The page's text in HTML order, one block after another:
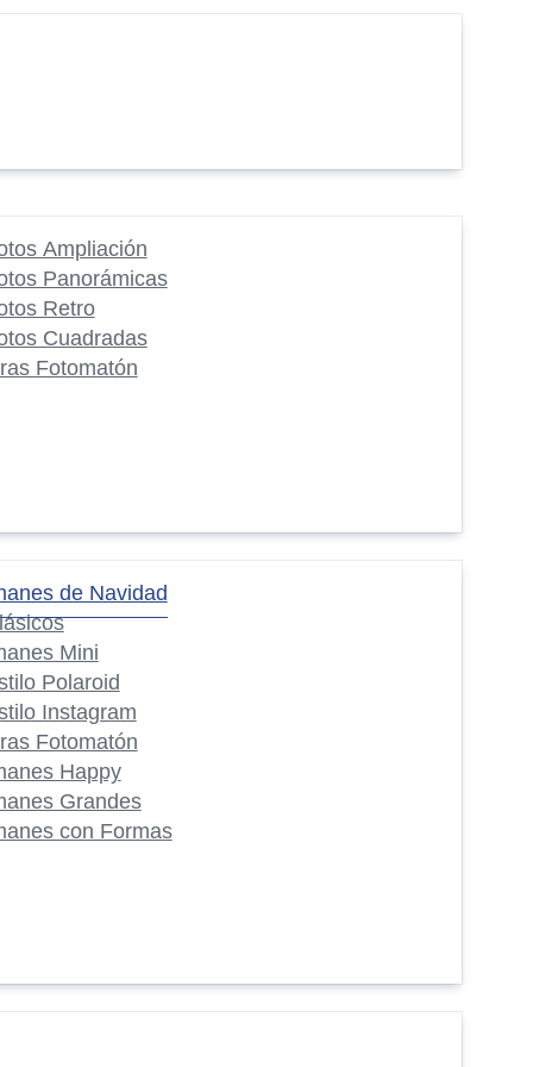
Ampliación
Panorámicas
Retro
Cuadradas
Fotomatón
de Navidad
Mini
Polaroid
Instagram
Fotomatón
Happy
Grandes
con Formas